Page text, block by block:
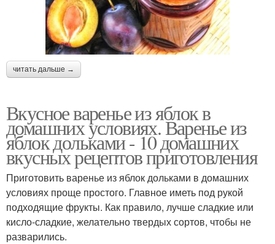
читать дальше →
Вкусное варенье из яблок в
домашних условиях. Варенье из
яблок дольками - 10 домашних
вкусных рецептов приготовления
Приготовить варенье из яблок дольками в домашних
условиях проще простого. Главное иметь под рукой
подходящие фрукты. Как правило, лучше сладкие или
кисло-сладкие, желательно твердых сортов, чтобы не
разварились.